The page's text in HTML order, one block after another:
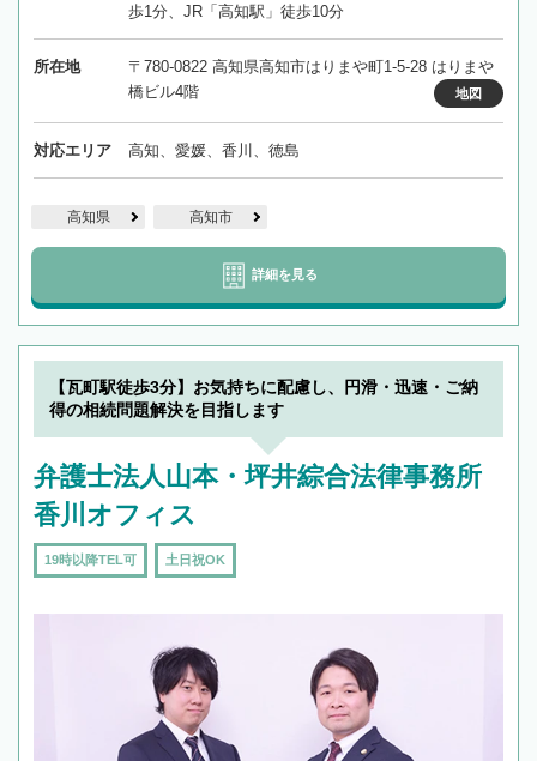
歩1分、JR「高知駅」徒歩10分
所在地
〒780-0822 高知県高知市はりまや町1-5-28 はりまや
橋ビル4階
地図
対応エリア 高知、愛媛、香川、徳島
高知県 高知市
詳細を見る
【瓦町駅徒歩3分】お気持ちに配慮し、円滑・迅速・ご納
得の相続問題解決を目指します
弁護士法人山本・坪井綜合法律事務所
香川オフィス
19時以降TEL可 土日祝OK